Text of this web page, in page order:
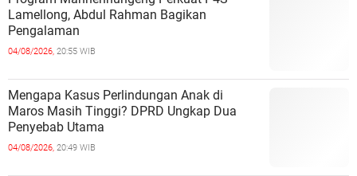
Lamellong, Abdul Rahman Bagikan
Pengalaman
04/08/2026, 20:55 WIB
Mengapa Kasus Perlindungan Anak di
Maros Masih Tinggi? DPRD Ungkap Dua
Penyebab Utama
04/08/2026, 20:49 WIB